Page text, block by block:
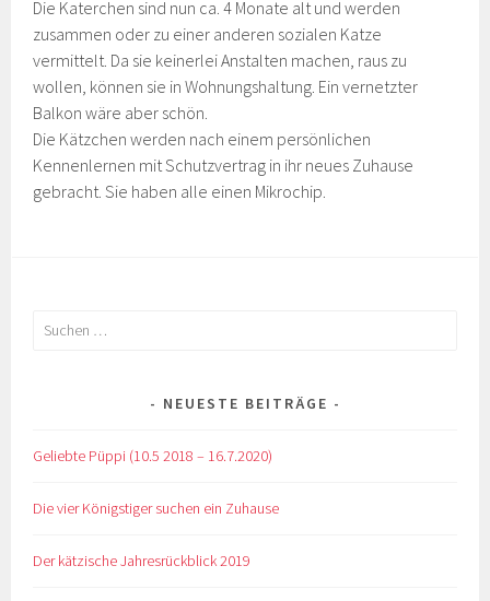
Die Katerchen sind nun ca. 4 Monate alt und werden
zusammen oder zu einer anderen sozialen Katze
vermittelt. Da sie keinerlei Anstalten machen, raus zu
wollen, können sie in Wohnungshaltung. Ein vernetzter
Balkon wäre aber schön.
Die Kätzchen werden nach einem persönlichen
Kennenlernen mit Schutzvertrag in ihr neues Zuhause
gebracht. Sie haben alle einen Mikrochip.
Suchen
NEUESTE BEITRÄGE
Geliebte Püppi (10.5 2018 – 16.7.2020)
Die vier Königstiger suchen ein Zuhause
Der kätzische Jahresrückblick 2019